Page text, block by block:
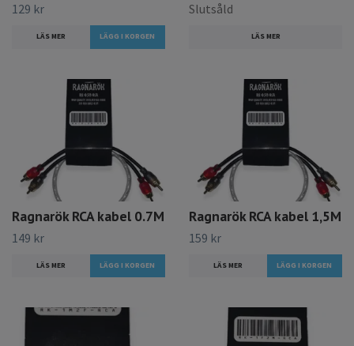
129 kr
LÄS MER
Slutsåld
LÄS MER
Ragnarök RCA kabel 0.7M
149 kr
LÄS MER
Ragnarök RCA kabel 1,5M
159 kr
LÄS MER